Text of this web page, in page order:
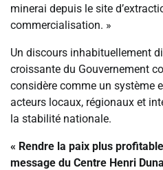
minerai depuis le site
commercialisation. »
Un discours inhabituellement
croissante du Gouvernement
considère comme un système
acteurs locaux, régionaux et
la stabilité nationale.
« Rendre la paix plus
message du Centre Henri